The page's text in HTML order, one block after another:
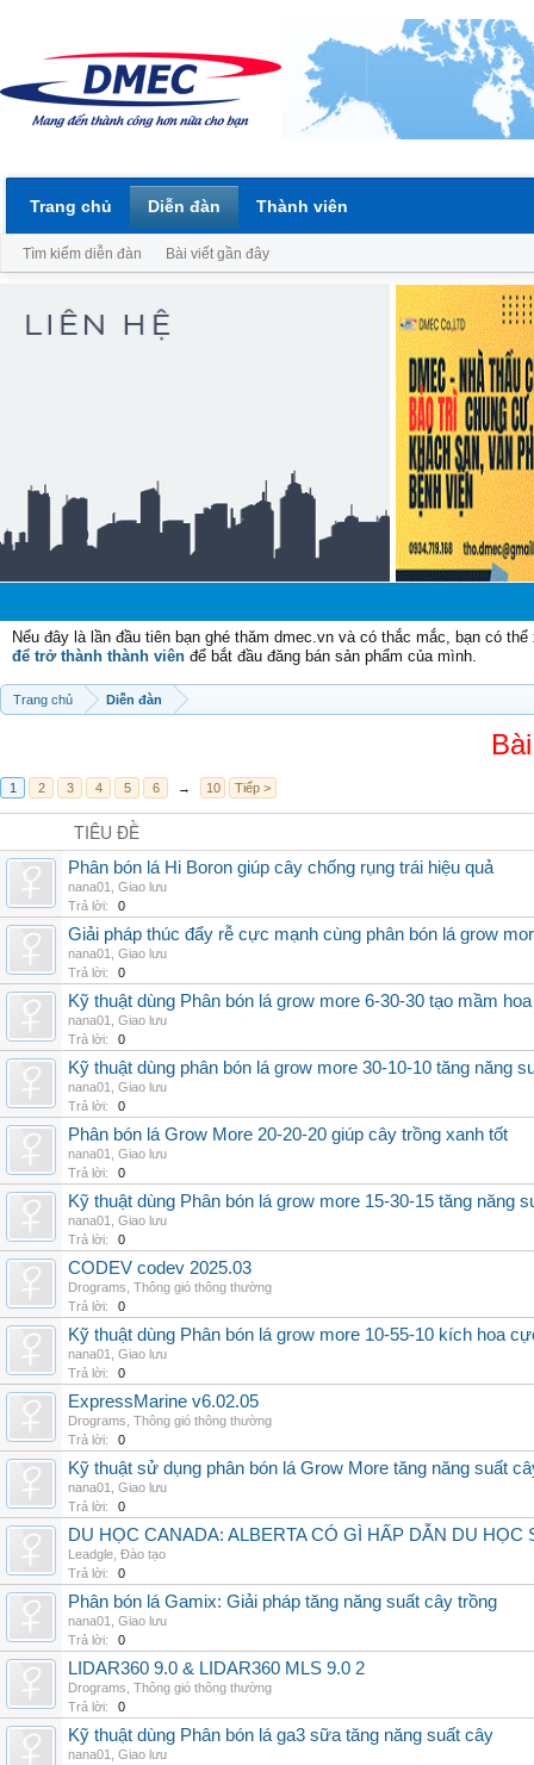
Nếu đây là lần đầu tiên bạn ghé thăm dmec.vn và có thắc mắc, bạn có
để trở thành thành viên để bắt đầu đăng bán sản phẩm của mình.
Trang chủ Diễn đàn
1 2 3 4 5 6 → 10 Tiếp >
TIÊU ĐỀ
Phân bón lá Hi Boron giúp cây chống rụng trái hiệu quả
nana01
Giao lưu
Trả lời:
0
Giải pháp thúc đẩy rễ cực mạnh cùng phân bón lá grow
nana01
Giao lưu
Trả lời:
0
Kỹ thuật dùng Phân bón lá grow more 6-30-30 tạo mầm hoa
nana01
Giao lưu
Trả lời:
0
Kỹ thuật dùng phân bón lá grow more 30-10-10 tăng năng
nana01
Giao lưu
Trả lời:
0
Phân bón lá Grow More 20-20-20 giúp cây trồng xanh tốt
nana01
Giao lưu
Trả lời:
0
Kỹ thuật dùng Phân bón lá grow more 15-30-15 tăng năng
nana01
Giao lưu
Trả lời:
0
CODEV codev 2025.03
Drograms Thông gió thông thường
Trả lời:
0
Kỹ thuật dùng Phân bón lá grow more 10-55-10 kích hoa
nana01
Giao lưu
Trả lời:
0
ExpressMarine v6.02.05
Drograms Thông gió thông thường
Trả lời:
0
Kỹ thuật sử dụng phân bón lá Grow More tăng năng suất
nana01
Giao lưu
Trả lời:
0
DU HỌC CANADA: ALBERTA CÓ GÌ HẤP DẪN DU HỌC
Leadgle Đào tạo
Trả lời:
0
Phân bón lá Gamix: Giải pháp tăng năng suất cây trồng
nana01
Giao lưu
Trả lời:
0
LIDAR360 9.0 & LIDAR360 MLS 9.0 2
Drograms Thông gió thông thường
Trả lời:
0
Kỹ thuật dùng Phân bón lá ga3 sữa tăng năng suất cây
nana01
Giao lưu
Trang chủ Diễn đàn
Tìm kiếm diễn đàn Bài viết gần đây
Thành viên